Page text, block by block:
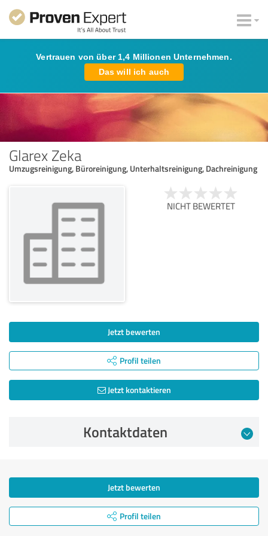
Vertrauen von über 1,4 Millionen Unternehmen.
Das will ich auch
Glarex Zeka
Umzugsreinigung, Büroreinigung, Unterhaltsreinigung, Dachreinigung
NICHT BEWERTET
Jetzt bewerten
Profil teilen
Jetzt kontaktieren
Kontaktdaten
Jetzt bewerten
Profil teilen